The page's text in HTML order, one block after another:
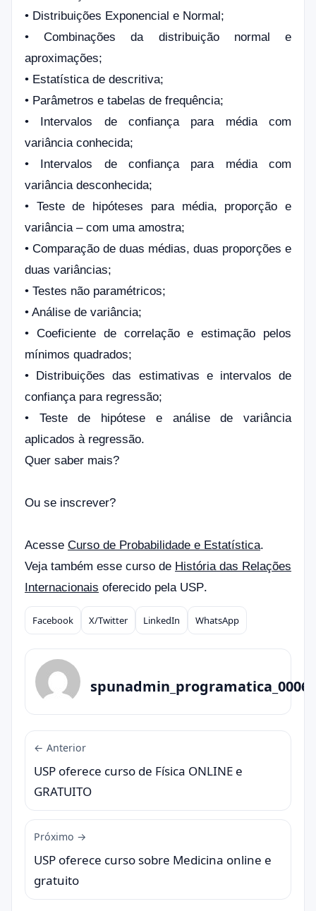
• Distribuições Exponencial e Normal;
• Combinações da distribuição normal e
aproximações;
• Estatística de descritiva;
• Parâmetros e tabelas de frequência;
• Intervalos de confiança para média com
variância conhecida;
• Intervalos de confiança para média com
variância desconhecida;
• Teste de hipóteses para média, proporção e
variância – com uma amostra;
• Comparação de duas médias, duas proporções e
duas variâncias;
• Testes não paramétricos;
• Análise de variância;
• Coeficiente de correlação e estimação pelos
mínimos quadrados;
• Distribuições das estimativas e intervalos de
confiança para regressão;
• Teste de hipótese e análise de variância
aplicados à regressão.
Quer saber mais?
Ou se inscrever?
Acesse Curso de Probabilidade e Estatística.
Veja também esse curso de História das Relações
Internacionais oferecido pela USP.
Compartilhar
Facebook X/Twitter LinkedIn WhatsApp
spunadmin_programatica_0006
← Anterior
USP oferece curso de Física ONLINE e
GRATUITO
Próximo →
USP oferece curso sobre Medicina online e
gratuito